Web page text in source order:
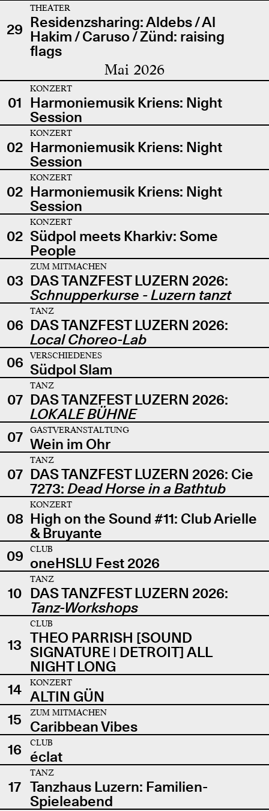
29
THEATER
Residenzsharing: Aldebs / Al
Hakim / Caruso / Zünd: raising
flags
Mai 2026
01
KONZERT
Harmoniemusik Kriens: Night
Session
02
KONZERT
Harmoniemusik Kriens: Night
Session
02
KONZERT
Harmoniemusik Kriens: Night
Session
02
KONZERT
Südpol meets Kharkiv: Some
People
03
ZUM MITMACHEN
DAS TANZFEST LUZERN 2026:
Schnupperkurse - Luzern tanzt
06
TANZ
DAS TANZFEST LUZERN 2026:
Local Choreo-Lab
06
VERSCHIEDENES
Südpol Slam
07
TANZ
DAS TANZFEST LUZERN 2026:
LOKALE BÜHNE
07
GASTVERANSTALTUNG
Wein im Ohr
07
TANZ
DAS TANZFEST LUZERN 2026: Cie
7273: Dead Horse in a Bathtub
08
KONZERT
High on the Sound #11: Club Arielle
& Bruyante
09
CLUB
oneHSLU Fest 2026
10
TANZ
DAS TANZFEST LUZERN 2026:
Tanz-Workshops
13
CLUB
THEO PARRISH [SOUND
SIGNATURE | DETROIT] ALL
NIGHT LONG
14
KONZERT
ALTIN GÜN
15
ZUM MITMACHEN
Caribbean Vibes
16
CLUB
éclat
17
TANZ
Tanzhaus Luzern: Familien-
Spieleabend